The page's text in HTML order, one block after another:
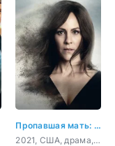
Пропавшая мать: Исчезновение Дженнифер Дулос
2021, США, драма, криминал